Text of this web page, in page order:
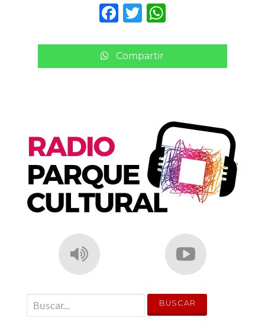
F
c
e
T
it
te
W
a
ts
p
Compartir
' . __('Search for:') . '